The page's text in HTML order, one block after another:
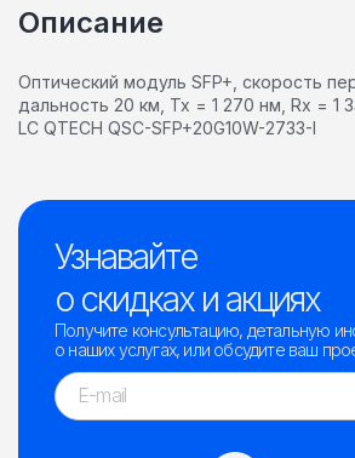
Описание
Оптический модуль SFP+, скорость
дальность 20 км, Tx = 1 270 нм, Rx = 1
LC QTECH QSC-SFP+20G10W-2733-I
Узнавайте
о скидках и акциях
Получите консультацию, детальную
о наших услугах, или обсудите ваш